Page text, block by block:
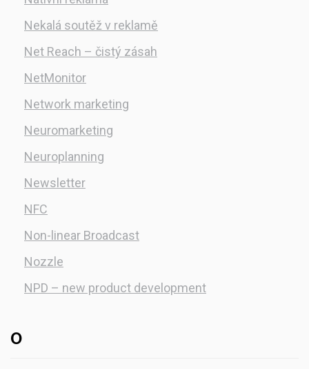
Nekalá soutěž v reklamě
Net Reach – čistý zásah
NetMonitor
Network marketing
Neuromarketing
Neuroplanning
Newsletter
NFC
Non-linear Broadcast
Nozzle
NPD – new product development
O